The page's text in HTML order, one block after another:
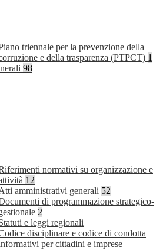
triennale per la prevenzione della
e della trasparenza (PTPCT) 1
98
normativi su organizzazione e
12
amministrativi generali 52
di programmazione strategico-
2
e leggi regionali
disciplinare e codice di condotta
per cittadini e imprese